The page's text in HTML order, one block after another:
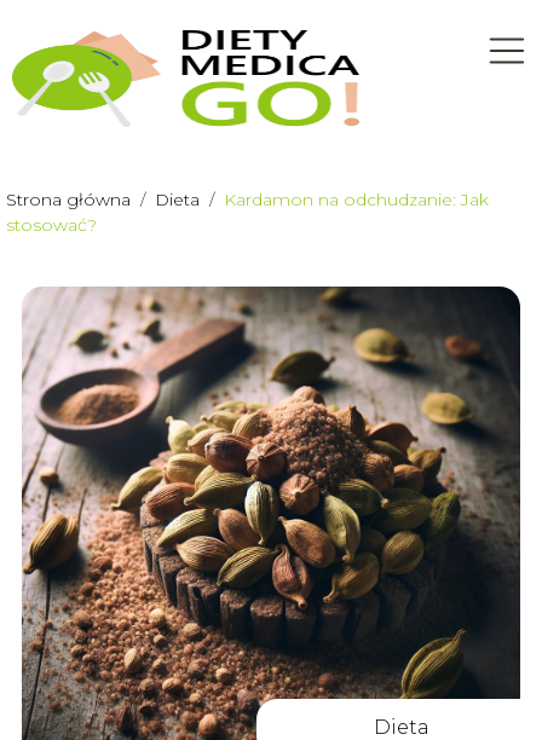
Strona główna / Dieta / Kardamon na odchudzanie: Jak
stosować?
Dieta